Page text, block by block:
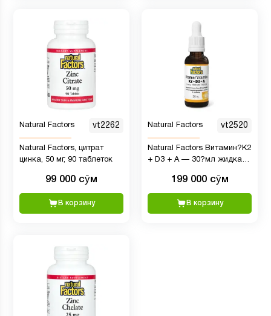
Natural Factors vt2262
Natural Factors, цитрат
цинка, 50 мг, 90 таблеток
99 000 сӯм
В корзину
Natural Factors vt2520
Natural Factors Витамин?K2
+ D3 + A — 30?мл жидкая
199 000 сӯм
В корзину